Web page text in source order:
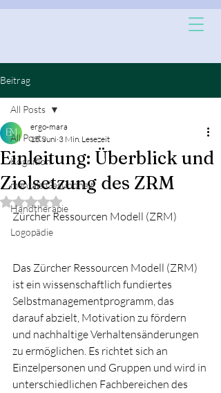
Beitrag
All Posts
Kognition
mentale Gesundheit
Handtherapie
Logopädie
All Posts
Einleitung: Überblick und
Zielsetzung des ZRM
ergo-mara
15. Juni 3 Min. Lesezeit
Mit NaN von 5 Sternen bewertet.
Zürcher Ressourcen Modell (ZRM)
Das Zürcher Ressourcen Modell (ZRM)
ist ein wissenschaftlich fundiertes
Selbstmanagementprogramm, das
darauf abzielt, Motivation zu fördern
und nachhaltige Verhaltensänderungen
zu ermöglichen. Es richtet sich an
Einzelpersonen und Gruppen und wird in
unterschiedlichen Fachbereichen des